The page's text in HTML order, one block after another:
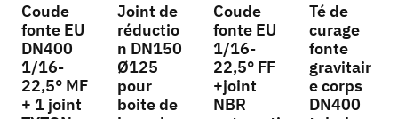
Coude
fonte EU
DN400
1/16-
22,5° MF
+ 1 joint
Joint de
réductio
n DN150
Ø125
pour
boite de
Coude
fonte EU
1/16-
22,5° FF
+joint
NBR
Té de
curage
fonte
gravitair
e corps
DN400